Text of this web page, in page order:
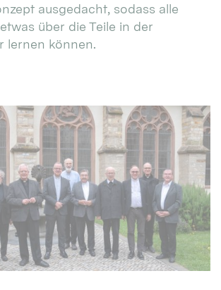
ausgedacht, sodass alle
über die Teile in der
lernen können.